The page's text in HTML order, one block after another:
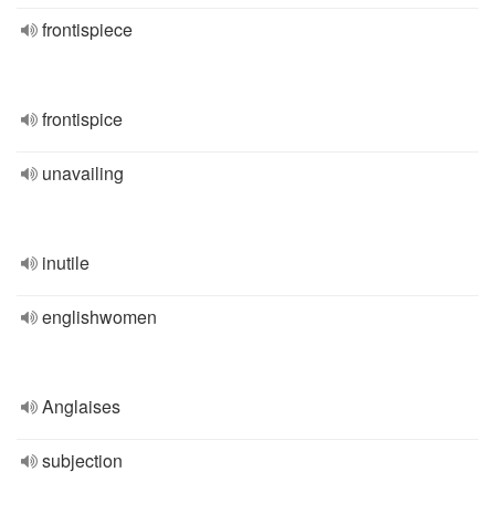
frontispiece
frontispice
unavailing
inutile
englishwomen
Anglaises
subjection